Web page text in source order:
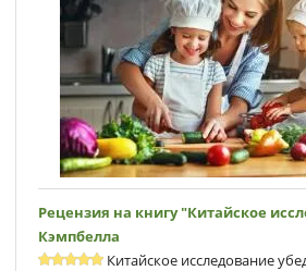
Рецензия на книгу "Китайское
Кэмпбеллa
Китайское исследование